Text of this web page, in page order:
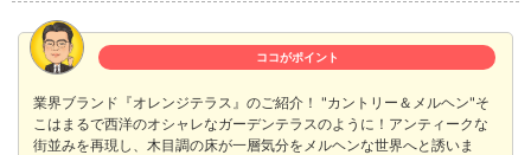
ココがポイント
業界ブランド『オレンジテラス』のご紹介！ "カントリー＆メルヘン"そ
こはまるで西洋のオシャレなガーデンテラスのように！アンティークな
街並みを再現し、木目調の床が一層気分をメルヘンな世界へと誘いま